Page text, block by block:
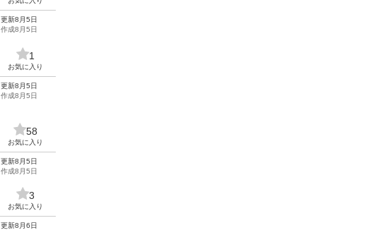
更新8月5日
作成8月5日
1
お気に入り
更新8月5日
作成8月5日
58
お気に入り
更新8月5日
作成8月5日
3
お気に入り
更新8月6日